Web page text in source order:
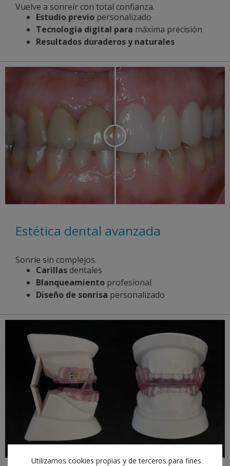
Vuelve a sonreír con total confianza.
Estudio previo personalizado
Tecnología digital para máxima precisión
Resultados duraderos y naturales
Estética dental avanzada
Sonríe sin complejos.
Carillasdentales
Blanqueamiento profesional
Diseño de sonrisa personalizado
Utilizamos cookies propias y de terceros para fines